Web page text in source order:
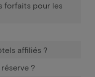
forfaits pour les
affiliés ?
?